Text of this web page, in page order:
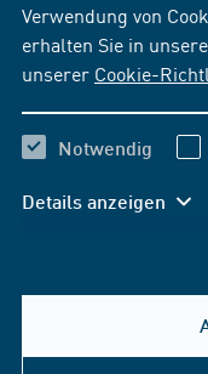
Verwendung von
erhalten Sie in
unserer Cookie-
Notwendig
Details anzeigen